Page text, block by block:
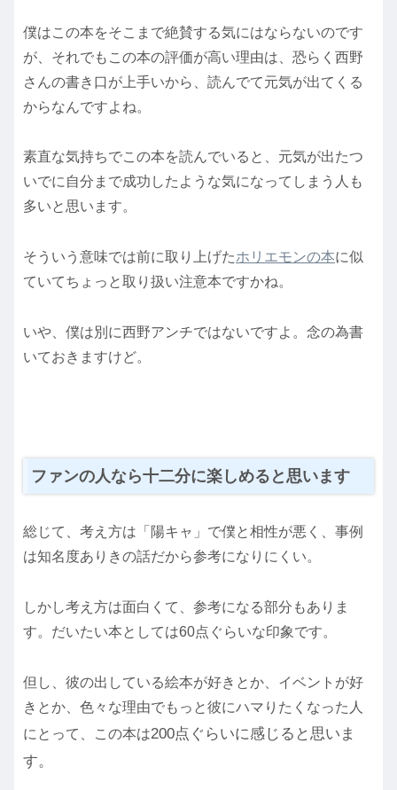
僕はこの本をそこまで絶賛する気にはならないのです
が、それでもこの本の評価が高い理由は、恐らく西野
さんの書き口が上手いから、読んでて元気が出てくる
からなんですよね。
素直な気持ちでこの本を読んでいると、元気が出たつ
いでに自分まで成功したような気になってしまう人も
多いと思います。
そういう意味では前に取り上げたホリエモンの本に似
ていてちょっと取り扱い注意本ですかね。
いや、僕は別に西野アンチではないですよ。念の為書
いておきますけど。
ファンの人なら十二分に楽しめると思います
総じて、考え方は「陽キャ」で僕と相性が悪く、事例
は知名度ありきの話だから参考になりにくい。
しかし考え方は面白くて、参考になる部分もありま
す。だいたい本としては60点ぐらいな印象です。
但し、彼の出している絵本が好きとか、イベントが好
きとか、色々な理由でもっと彼にハマりたくなった人
にとって、この本は200点ぐらいに感じると思いま
す。